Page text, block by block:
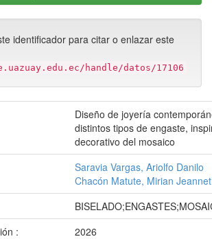
identificador para citar o enlazar este
handle/datos/17106
Diseño de joyería
distintos tipos de engaste,
decorativo del mosaico
Saravia Vargas, Ariolfo Danilo
Chacón Matute, Mirian
:
2026